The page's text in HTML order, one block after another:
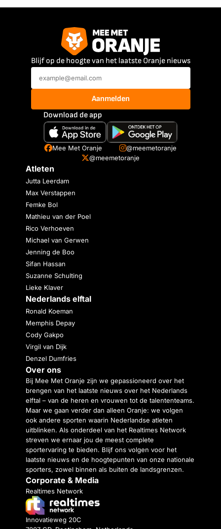
Blijf op de hoogte van het laatste Oranje nieuws
Aanmelden
Download de app
Mee Met Oranje
@meemetoranje
@meemetoranje
Atleten
Jutta Leerdam
Max Verstappen
Femke Bol
Mathieu van der Poel
Rico Verhoeven
Michael van Gerwen
Jenning de Boo
Sifan Hassan
Suzanne Schulting
Lieke Klaver
Nederlands elftal
Ronald Koeman
Memphis Depay
Cody Gakpo
Virgil van Dijk
Denzel Dumfries
Over ons
Bij Mee Met Oranje zijn we gepassioneerd over het
brengen van het laatste nieuws over het Nederlands
elftal – van de heren en vrouwen tot de talententeams.
Maar we gaan verder dan alleen Oranje: we volgen
ook andere sporten waarin Nederlandse atleten
uitblinken. Als onderdeel van het Realtimes Network
streven we ernaar jou de meest complete
sportervaring te bieden. Blijf ons volgen voor het
laatste nieuws en de hoogtepunten van onze nationale
sporters, zowel binnen als buiten de landsgrenzen.
Corporate & Media
Realtimes Network
Innovatieweg 20C